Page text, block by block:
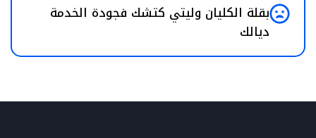
بقلة الكليان وليتي كتشك فجودة الخدمة
ديالك